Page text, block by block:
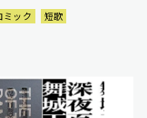
ミック 短歌